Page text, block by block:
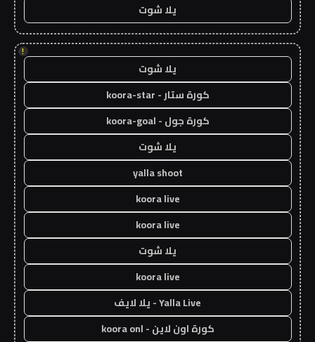
يلا شوت
!
يلا شوت
كورة ستار - koora-star
كورة جول - koora-goal
يلا شوت
yalla shoot
koora live
koora live
يلا شوت
koora live
Yalla Live - يلا لايف
كورة اون لاين - koora onl